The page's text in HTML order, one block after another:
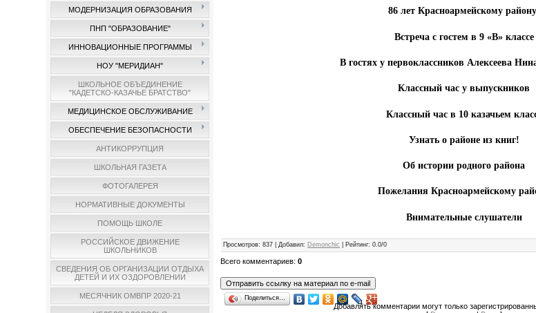
МОДЕРНИЗАЦИЯ ОБРАЗОВАНИЯ
ПНП "ОБРАЗОВАНИЕ"
ИННОВАЦИОННЫЕ ПРОГРАММЫ
НОУ "МЕРИДИАН"
ШКОЛЬНОЕ ОБЪЕДИНЕНИЕ
"КАДЕТСКО-КАЗАЧЬЕ БРАТСТВО"
МЕДИЦИНСКОЕ ОБСЛУЖИВАНИЕ
ОБЕСПЕЧЕНИЕ БЕЗОПАСНОСТИ
АНТИКОРРУПЦИЯ
ШКОЛЬНАЯ ГАЗЕТА
ФОТОГАЛЕРЕЯ
НОРМАТИВНЫЕ ДОКУМЕНТЫ
ПОМОЩЬ ШКОЛЕ
РОССИЙСКОЕ ДВИЖЕНИЕ
ШКОЛЬНИКОВ
СВЕДЕНИЯ ОБ ОРГАНИЗАЦИИ ОТДЫХА
ДЕТЕЙ И ИХ ОЗДОРОВЛЕНИИ
МЕСЯЧНИК ОМВПР 2020-21
86 лет Красноармейскому
Встреча с гостем в 9 «В» классе
В гостях у первоклассников Алексеева
Классный час у выпускников
Классный час в 10 казачьем
Узнать о районе из книг!
Об истории родного района
Пожелания Красноармейскому
Внимательные слушатели
Просмотров: 837 | Добавил: Demonchic Рейтинг:0.0/0
Всего комментариев:0
Поделиться…
Добавлять комментарии могут только